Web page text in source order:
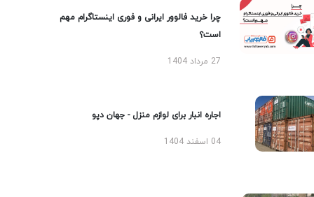
چرا خرید فالوور ایرانی و فوری اینستاگرام مهم
است؟
27 مرداد 1404
اجاره انبار برای لوازم منزل - جهان دپو
04 اسفند 1404